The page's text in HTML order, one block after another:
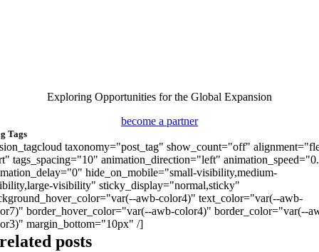
Exploring Opportunities for the Global Expansion
become a partner
Tags
taxonomy="post_tag" show_count="off"
tags_spacing="10" animation_direction="left"
hide_on_mobile="small-visibility,medium-
visibility" sticky_display="normal,sticky"
awb-color4)" text_color="var(--awb-
border_hover_color="var(--awb-color4)" border_color="var(--
margin_bottom="10px" /]
related posts